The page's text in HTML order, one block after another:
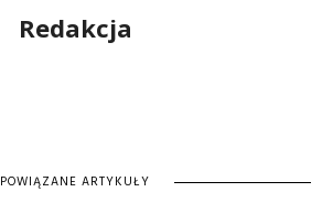
Redakcja
POWIĄZANE ARTYKUŁY